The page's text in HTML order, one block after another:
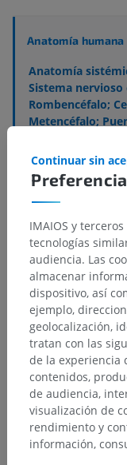
Anatomía humana
Anatomía
Sistema nervioso
Rombencéfalo;
Metencéfalo;
Tegmento del
Sustancia blanca
Sustancia blanca
Estructuras
subyacentes
anatómica
Traducciones
¿Ha detectado
No dude en
Continuar sin
IMAIOS y
tecnologías
audiencia. Las
almacenar
dispositivo, así
ejemplo,
geolocalización,
tratan con las
de la experiencia
contenidos,
de audiencia,
visualización de
rendimiento y
información,